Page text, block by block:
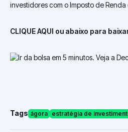
investidores com o Imposto de Renda
CLIQUE AQUI ou abaixo para
Tags ágora estratégia de